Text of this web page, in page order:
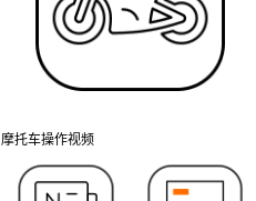
摩托车操作视频